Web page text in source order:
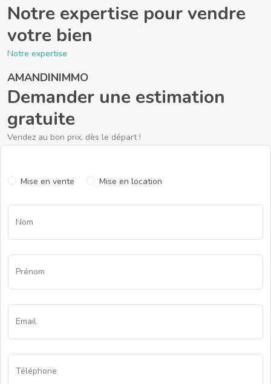
Notre expertise pour vendre
votre bien
Notre expertise
AMANDINIMMO
Demander une estimation
gratuite
Vendez au bon prix, dès le départ !
Mise en vente Mise en location
Nom
Prénom
Email
Téléphone